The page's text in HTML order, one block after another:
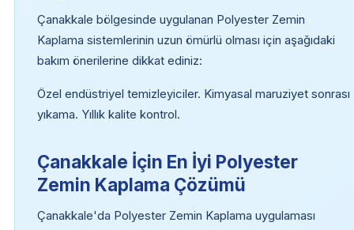
Çanakkale bölgesinde uygulanan Polyester Zemin
Kaplama sistemlerinin uzun ömürlü olması için aşağıdaki
bakım önerilerine dikkat ediniz:
Özel endüstriyel temizleyiciler. Kimyasal maruziyet sonrası
yıkama. Yıllık kalite kontrol.
Çanakkale İçin En İyi Polyester
Zemin Kaplama Çözümü
Çanakkale'da Polyester Zemin Kaplama uygulaması